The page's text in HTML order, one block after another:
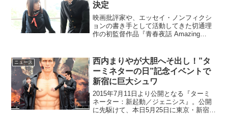
決定
映画批評家や、エッセイ・ノンフィクシ
ョンの書き手として活動してきた切通理
作の初監督作品『青春夜話 Amazing
『青春夜話 Amazing Place』青井...
ニュース
西内まりやが大胆へそ出し！”タ
ーミネターの日”記念イベントで
新宿に巨大シュワ
2015年7月11日より公開となる『ターミ
ネーター：新起動／ジェニシス』。公開
に先駆けて、本日5月25日に東京・新宿の